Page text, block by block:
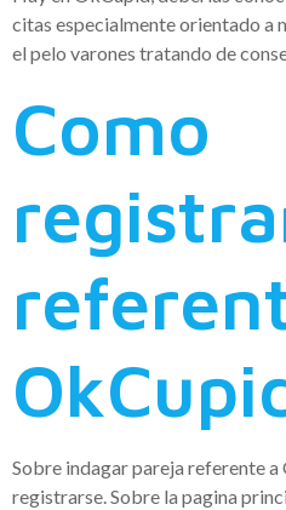
citas especialmente orientado a
el pelo varones tratando de
Como
Sobre indagar pareja referente
registrarse. Sobre la pagina